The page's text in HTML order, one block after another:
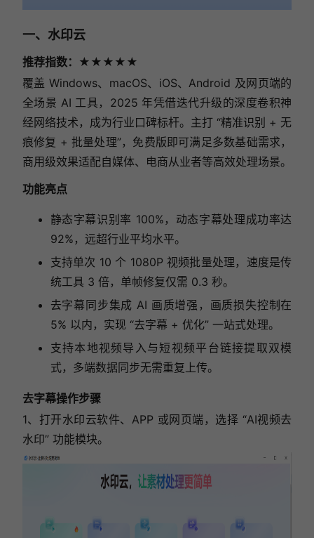
一、水印云
推荐指数：★★★★★
覆盖 Windows、macOS、iOS、Android 及网页端的
全场景 AI 工具，2025 年凭借迭代升级的深度卷积神
经网络技术，成为行业口碑标杆。主打 “精准识别 + 无
痕修复 + 批量处理”，免费版即可满足多数基础需求，
商用级效果适配自媒体、电商从业者等高效处理场景。
功能亮点
静态字幕识别率 100%，动态字幕处理成功率达
92%，远超行业平均水平。
支持单次 10 个 1080P 视频批量处理，速度是传
统工具 3 倍，单帧修复仅需 0.3 秒。
去字幕同步集成 AI 画质增强，画质损失控制在
5% 以内，实现 “去字幕 + 优化” 一站式处理。
支持本地视频导入与短视频平台链接提取双模
式，多端数据同步无需重复上传。
去字幕操作步骤
1、打开水印云软件、APP 或网页端，选择 “AI视频去
水印” 功能模块。